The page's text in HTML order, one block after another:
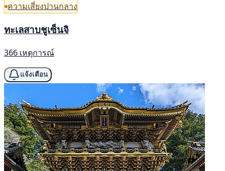
ความเสี่ยงปานกลาง
ทะเลสาบชูเซ็นจิ
366 เหตุการณ์
แจ้งเตือน